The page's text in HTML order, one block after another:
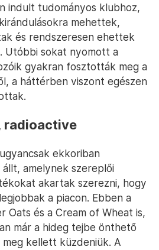
indult tudományos klubhoz,
mehettek,
és rendszeresen ehettek
Utóbbi sokat nyomott a
gyakran fosztották meg a
a háttérben viszont egészen
radioactive
ekkoriban
amelynek szereplői
akartak szerezni, hogy
a piacon. Ebben a
Oats és a Cream of Wheat is,
már a hideg tejbe önthető
kellett küzdeniük. A